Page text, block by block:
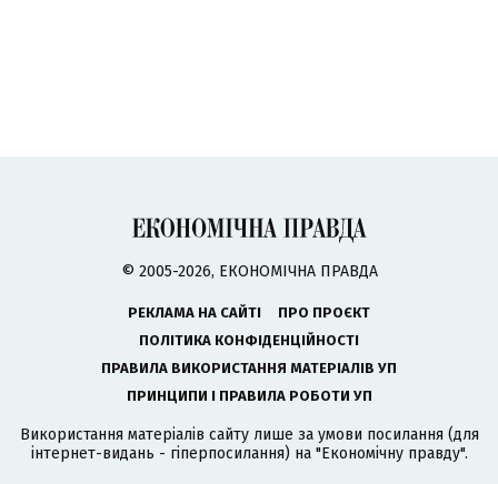
© 2005-2026, ЕКОНОМІЧНА ПРАВДА
РЕКЛАМА НА САЙТІ
ПРО ПРОЄКТ
ПОЛІТИКА КОНФІДЕНЦІЙНОСТІ
ПРАВИЛА ВИКОРИСТАННЯ МАТЕРІАЛІВ УП
ПРИНЦИПИ І ПРАВИЛА РОБОТИ УП
Використання матеріалів сайту лише за умови посилання (для
інтернет-видань - гіперпосилання) на "Економічну правду".